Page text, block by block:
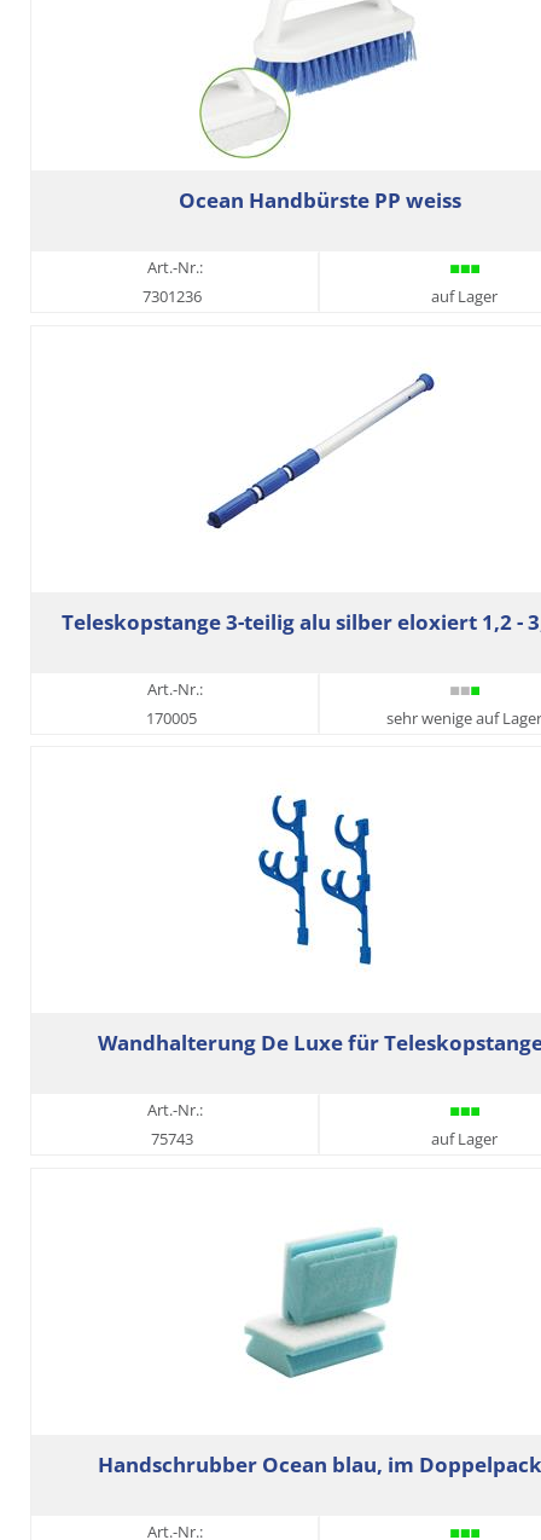
Ocean Handbürste PP weiss
Art.-Nr.:
7301236
auf Lager
Teleskopstange 3-teilig alu silber eloxiert 1,2 -
Art.-Nr.:
170005
sehr wenige auf Lager
Wandhalterung De Luxe für
Art.-Nr.:
75743
auf Lager
Handschrubber Ocean blau, im Doppelpack
Art.-Nr.: